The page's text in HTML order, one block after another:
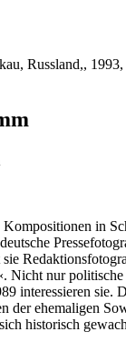
Russland,,
in
Nicht nur
interessieren sie.
der ehemaligen
historisch